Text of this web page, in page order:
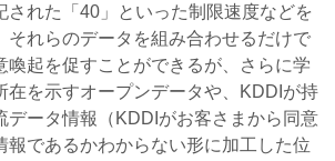
された「40」といった制限速度などを
それらのデータを組み合わせるだけで
喚起を促すことができるが、さらに学
在を示すオープンデータや、KDDIが持
データ情報（KDDIがお客さまから同意
報であるかわからない形に加工した位